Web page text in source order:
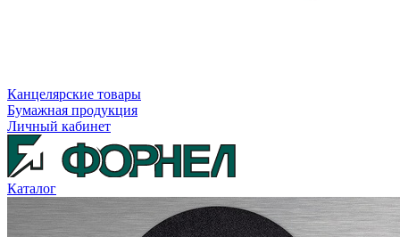
Канцелярские товары
Бумажная продукция
Личный кабинет
Каталог